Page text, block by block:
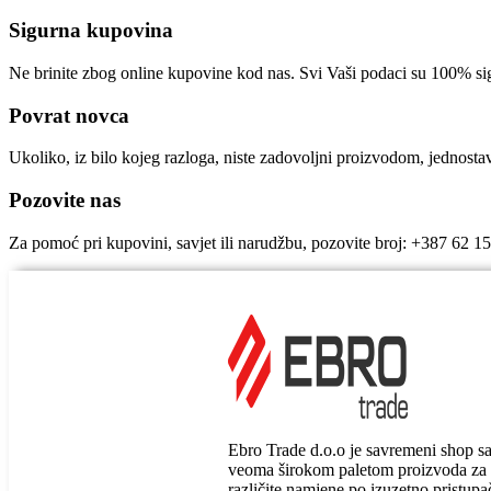
Sigurna kupovina
Ne brinite zbog online kupovine kod nas. Svi Vaši podaci su 100%
Povrat novca
Ukoliko, iz bilo kojeg razloga, niste zadovoljni proizvodom,
Pozovite nas
Za pomoć pri kupovini, savjet ili narudžbu, pozovite broj: +387 62
Ebro Trade d.o.o je savremeni shop sa
veoma širokom paletom proizvoda za